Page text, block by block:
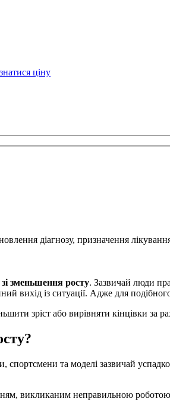
ціну
діагнозу, призначення
зі зменьшення росту. Зазвичай люди
вихід із ситуації. Адже для
зріст або вирівняти кінцівки за
та моделі зазвичай
викликаним неправильною